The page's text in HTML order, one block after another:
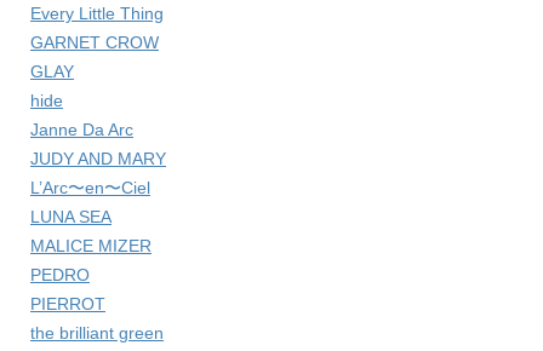
Every Little Thing
GARNET CROW
GLAY
hide
Janne Da Arc
JUDY AND MARY
L’Arc〜en〜Ciel
LUNA SEA
MALICE MIZER
PEDRO
PIERROT
the brilliant green